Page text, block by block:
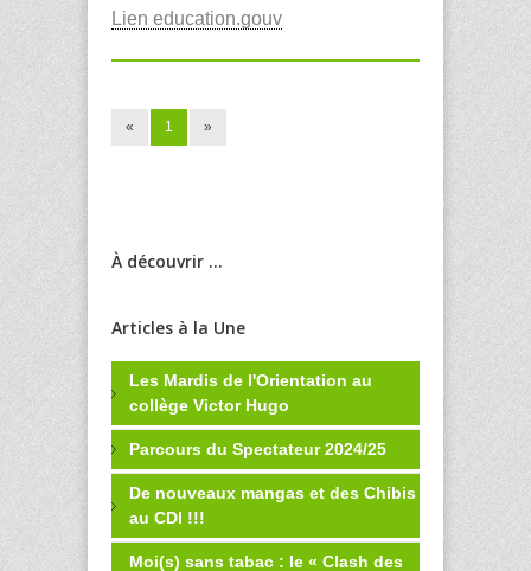
Lien education.gouv
« 1 »
À découvrir ...
Articles à la Une
Les Mardis de l'Orientation au
collège Victor Hugo
Parcours du Spectateur 2024/25
De nouveaux mangas et des Chibis
au CDI !!!
Moi(s) sans tabac : le « Clash des